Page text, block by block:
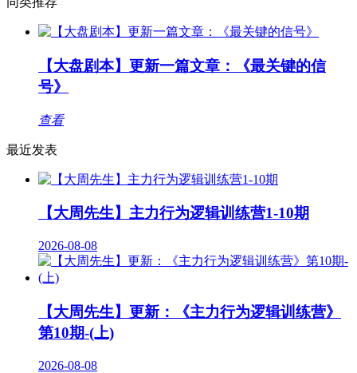
【大盘剧本】更新一篇文章：《最关键的信
号》
查看
最近发表
【大周先生】主力行为逻辑训练营1-10期
2026-08-08
【大周先生】更新：《主力行为逻辑训练营》
第10期-(上)
2026-08-08